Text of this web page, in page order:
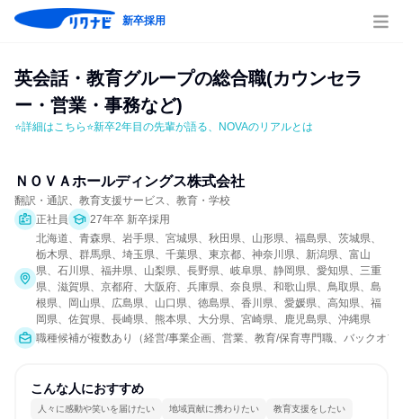
新卒採用
英会話・教育グループの総合職(カウンセラ
ー・営業・事務など)
⭐詳細はこちら⭐新卒2年目の先輩が語る、NOVAのリアルとは
ＮＯＶＡホールディングス株式会社
翻訳・通訳、教育支援サービス、教育・学校
正社員
27年卒 新卒採用
北海道、青森県、岩手県、宮城県、秋田県、山形県、福島県、茨城県、
栃木県、群馬県、埼玉県、千葉県、東京都、神奈川県、新潟県、富山
県、石川県、福井県、山梨県、長野県、岐阜県、静岡県、愛知県、三重
県、滋賀県、京都府、大阪府、兵庫県、奈良県、和歌山県、鳥取県、島
根県、岡山県、広島県、山口県、徳島県、香川県、愛媛県、高知県、福
岡県、佐賀県、長崎県、熊本県、大分県、宮崎県、鹿児島県、沖縄県
職種候補が複数あり（経営/事業企画、営業、教育/保育専門職、バックオ
こんな人におすすめ
人々に感動や笑いを届けたい 地域貢献に携わりたい 教育支援をしたい